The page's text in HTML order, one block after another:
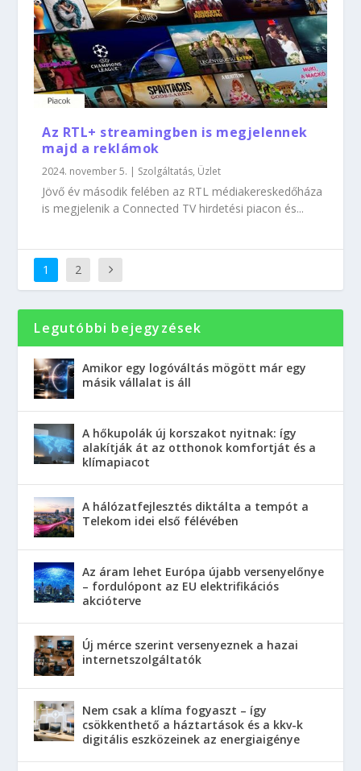
Az RTL+ streamingben is megjelennek
majd a reklámok
2024. november 5. | Szolgáltatás, Üzlet
Jövő év második felében az RTL médiakereskedőháza
is megjelenik a Connected TV hirdetési piacon és...
1 2
Legutóbbi bejegyzések
Amikor egy logóváltás mögött már egy
másik vállalat is áll
A hőkupolák új korszakot nyitnak: így
alakítják át az otthonok komfortját és a
klímapiacot
A hálózatfejlesztés diktálta a tempót a
Telekom idei első félévében
Az áram lehet Európa újabb versenyelőnye
– fordulópont az EU elektrifikációs
akcióterve
Új mérce szerint versenyeznek a hazai
internetszolgáltatók
Nem csak a klíma fogyaszt – így
csökkenthető a háztartások és a kkv-k
digitális eszközeinek az energiaigénye